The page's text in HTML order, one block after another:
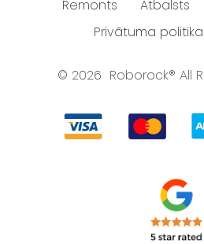
Remonts
Atbalsts
Privātuma politika
© 2026 Roborock® All